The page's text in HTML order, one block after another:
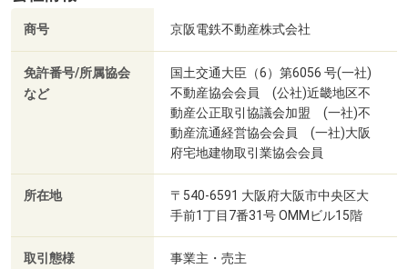
商号 京阪電鉄不動産株式会社
免許番号/所属協会
など
国土交通大臣（6）第6056 号(一社)
不動産協会会員 (公社)近畿地区不
動産公正取引協議会加盟 (一社)不
動産流通経営協会会員 (一社)大阪
府宅地建物取引業協会会員
所在地
〒540-6591 大阪府大阪市中央区大
手前1丁目7番31号 OMMビル15階
取引態様 事業主・売主